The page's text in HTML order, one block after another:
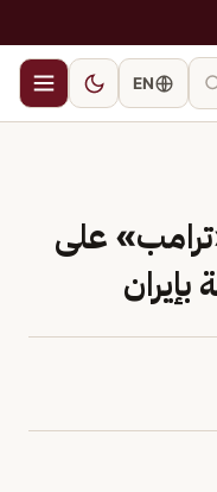
EN
على
بإيران